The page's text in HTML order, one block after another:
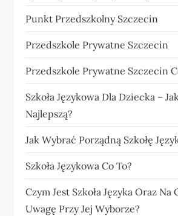
Punkt Przedszkolny Szczecin
Przedszkole Prywatne Szczecin
Przedszkole Prywatne Szczecin
Szkoła Językowa Dla Dziecka –
Najlepszą?
Jak Wybrać Porządną Szkołę
Szkoła Językowa Co To?
Czym Jest Szkoła Języka Oraz Na
Uwagę Przy Jej Wyborze?